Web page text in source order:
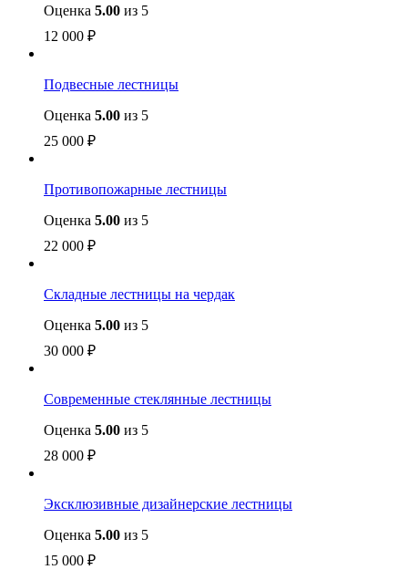
Оценка 5.00 из 5
12 000 ₽
Подвесные лестницы
Оценка 5.00 из 5
25 000 ₽
Противопожарные лестницы
Оценка 5.00 из 5
22 000 ₽
Складные лестницы на чердак
Оценка 5.00 из 5
30 000 ₽
Современные стеклянные лестницы
Оценка 5.00 из 5
28 000 ₽
Эксклюзивные дизайнерские лестницы
Оценка 5.00 из 5
15 000 ₽